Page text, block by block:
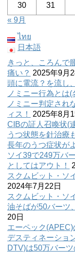
30
31
« 9月
ไทย
日本語
きっと、ころんで
痛い？ 2025年9月
頭に電流？を流し
ノミニー行為とは
ノミニー判定され
ィス！
2025年8月
CIBの証人召喚状(
うつ状態を針治療
長年のうつ症状が
ソイ39で249万バ
としてはアウト！
スクムビット・ソ
2024年7月22日
スクムビット・ソ
油そばが50バーツ
20日
エーペック(APEC)
デスティネーショ
DTV)は50万バー